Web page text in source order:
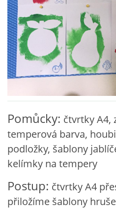
VZDĚLÁVACÍ BLOK PROSINEC
VZDĚLÁVACÍ BLOK LEDEN
VZDĚLÁVACÍ BLOK BŘEZEN
VZDĚLÁVACÍ BLOK DUBEN
VÝTVARNÉ POMŮCKY
Pomůcky: čtvrtky A4,
temperová barva,
podložky, šablony
kelímky na tempery
Postup: čtvrtky A4
přiložíme šablony